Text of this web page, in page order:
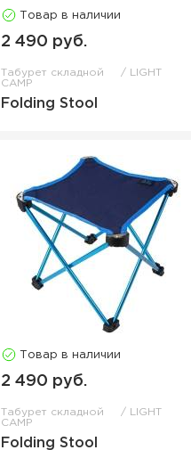
Товар в наличии
2 490 руб.
Табурет складной
LIGHT
CAMP
Folding Stool
Товар в наличии
2 490 руб.
Табурет складной
LIGHT
CAMP
Folding Stool